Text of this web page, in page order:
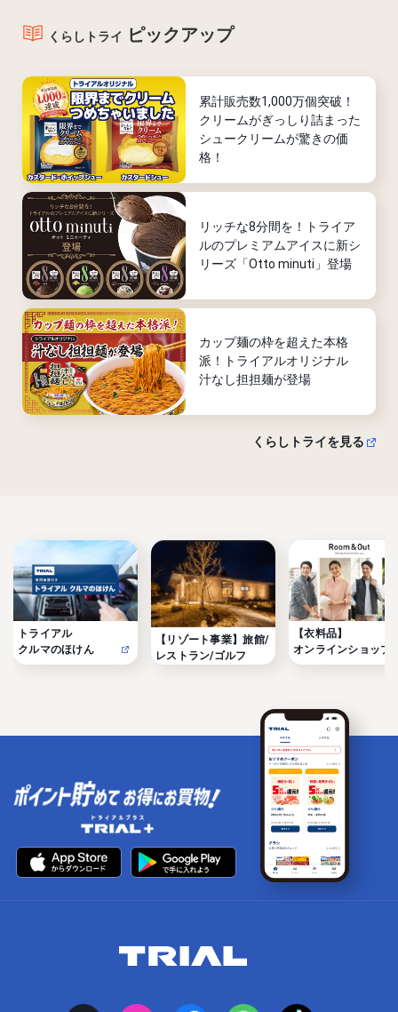
くらしトライ ピックアップ
累計販売数1,000万個突破！
クリームがぎっしり詰まった
シュークリームが驚きの価
格！
リッチな8分間を！トライア
ルのプレミアムアイスに新シ
リーズ「Otto minuti」登場
カップ麺の枠を超えた本格
派！トライアルオリジナル
汁なし担担麺が登場
くらしトライを見る
トライアル
クルマのほけん
【リゾート事業】旅館/
レストラン/ゴルフ
【衣料品】
オンラインショップ